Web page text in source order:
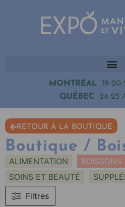
MONTRÉAL 19-
QUÉBEC 24-25
RETOUR À LA BOUTIQUE
Boutique /
ALIMENTATION BOISSONS
SOINS ET BEAUTÉ
Filtres